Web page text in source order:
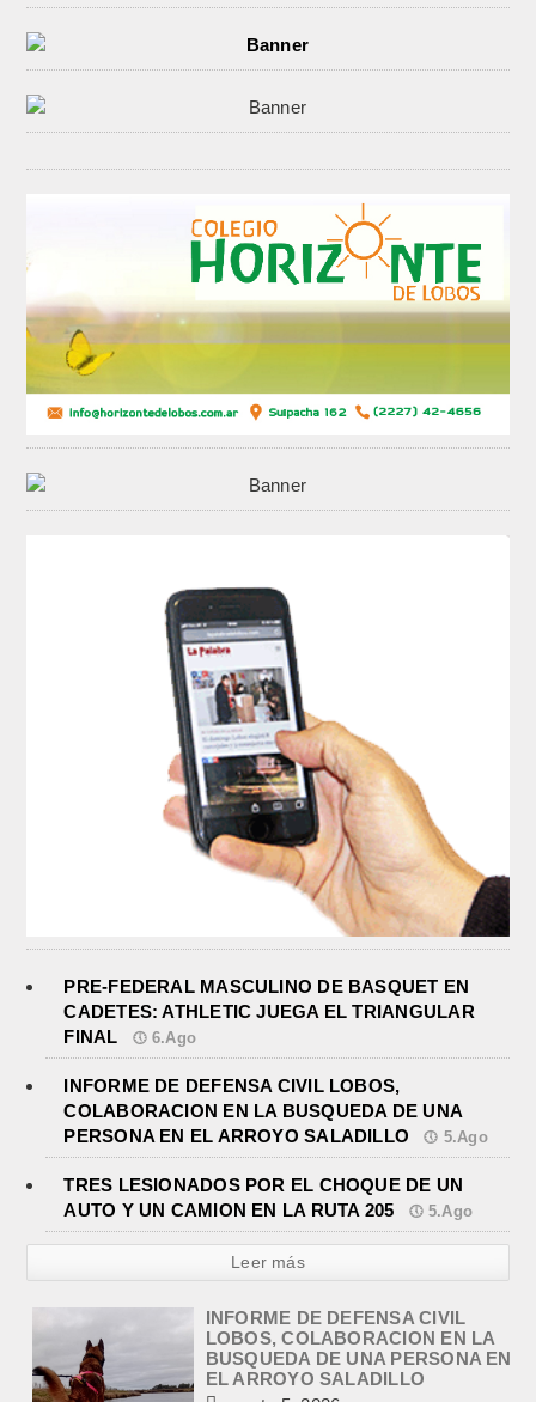
PRE-FEDERAL MASCULINO DE BASQUET EN
CADETES: ATHLETIC JUEGA EL TRIANGULAR
FINAL
6.Ago
INFORME DE DEFENSA CIVIL LOBOS,
COLABORACION EN LA BUSQUEDA DE UNA
PERSONA EN EL ARROYO SALADILLO
5.Ago
TRES LESIONADOS POR EL CHOQUE DE UN
AUTO Y UN CAMION EN LA RUTA 205
5.Ago
Leer más
TRES LESIONADOS POR EL
CHOQUE DE UN AUTO Y UN
CAMION EN LA RUTA 205
agosto 5, 2026